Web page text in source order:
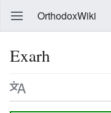
OrthodoxWiki
Exarh